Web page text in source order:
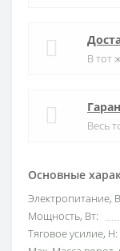
Основные
Электропитание,
Мощность, Вт:
Тяговое усилие, Н:
В тот
Весь